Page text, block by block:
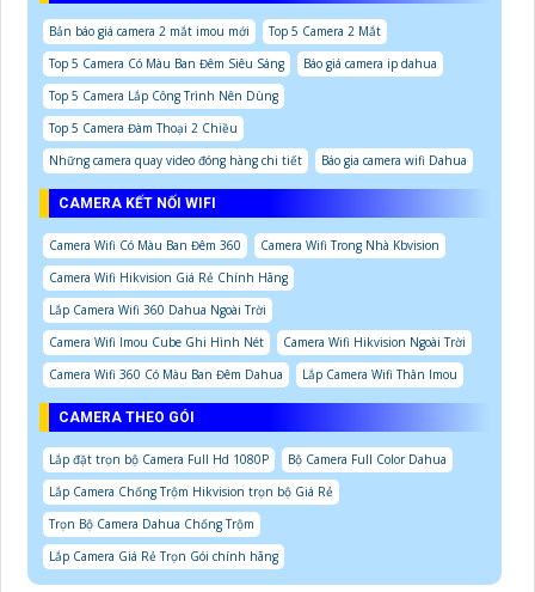
Bản báo giá camera 2 mắt imou mới
Top 5 Camera 2 Mắt
Top 5 Camera Có Màu Ban Đêm Siêu Sáng
Báo giá camera ip dahua
Top 5 Camera Lắp Công Trình Nên Dùng
Top 5 Camera Đàm Thoại 2 Chiều
Những camera quay video đóng hàng chi tiết
Báo gia camera wifi Dahua
CAMERA KẾT NỐI WIFI
Camera Wifi Có Màu Ban Đêm 360
Camera Wifi Trong Nhà Kbvision
Camera Wifi Hikvision Giá Rẻ Chính Hãng
Lắp Camera Wifi 360 Dahua Ngoài Trời
Camera Wifi Imou Cube Ghi Hình Nét
Camera Wifi Hikvision Ngoài Trời
Camera Wifi 360 Có Màu Ban Đêm Dahua
Lắp Camera Wifi Thân Imou
CAMERA THEO GÓI
Lắp đặt trọn bộ Camera Full Hd 1080P
Bộ Camera Full Color Dahua
Lắp Camera Chống Trộm Hikvision trọn bộ Giá Rẻ
Trọn Bộ Camera Dahua Chống Trộm
Lắp Camera Giá Rẻ Trọn Gói chính hãng